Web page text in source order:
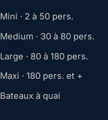
Mini · 2 à 50 pers.
Medium · 30 à 80 pers.
Large · 80 à 180 pers.
Maxi · 180 pers. et +
Bateaux à quai